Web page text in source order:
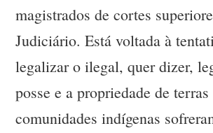
magistrados de cortes
Judiciário. Está voltada à
legalizar o ilegal, quer dizer,
posse e a propriedade de
comunidades indígenas